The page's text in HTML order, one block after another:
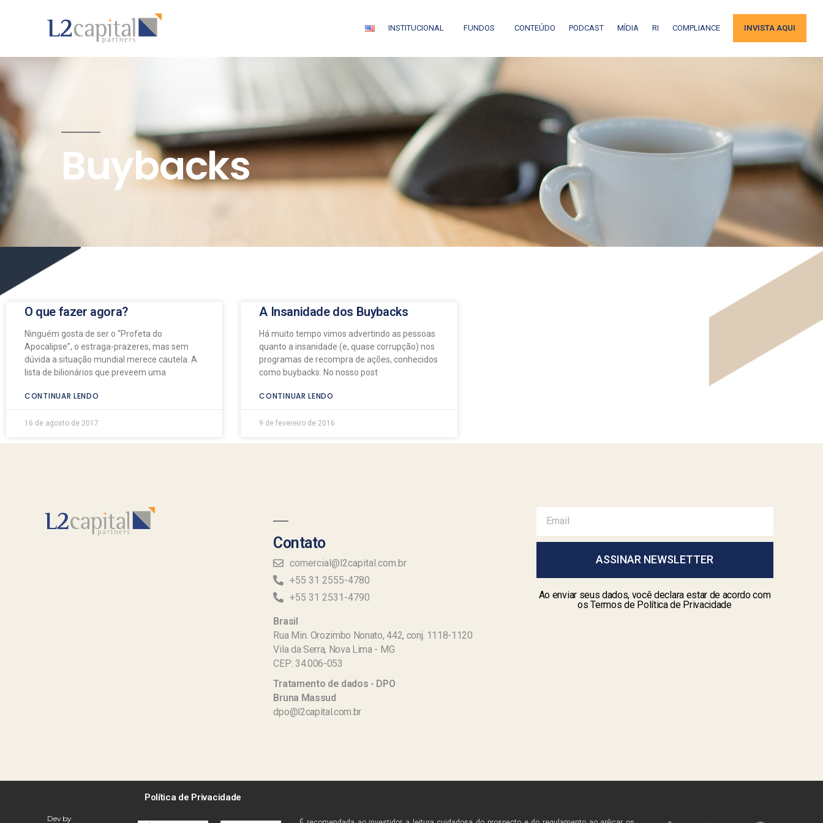
INSTITUCIONAL FUNDOS CONTEÚDO PODCAST MÍDIA RI COMPLIANCE INVISTA AQUI
Buybacks
O que fazer agora?
Ninguém gosta de ser o “Profeta do
Apocalipse”, o estraga-prazeres, mas sem
dúvida a situação mundial merece cautela. A
lista de bilionários que preveem uma
CONTINUAR LENDO
16 de agosto de 2017
A Insanidade dos Buybacks
Há muito tempo vimos advertindo as pessoas
quanto a insanidade (e, quase corrupção) nos
programas de recompra de ações, conhecidos
como buybacks. No nosso post
CONTINUAR LENDO
9 de fevereiro de 2016
Contato
comercial@l2capital.com.br
+55 31 2555-4780
+55 31 2531-4790
Brasil
Rua Min. Orozimbo Nonato, 442, conj. 1118-1120
Vila da Serra, Nova Lima - MG
CEP: 34.006-053
Tratamento de dados - DPO
Bruna Massud
dpo@l2capital.com.br
ASSINAR NEWSLETTER
Ao enviar seus dados, você declara estar de acordo com
os Termos de Política de Privacidade
Dev by
Política de Privacidade